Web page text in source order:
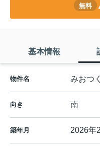
無料
基本情報
物件名 みおつ
向き 南
築年月 2026年